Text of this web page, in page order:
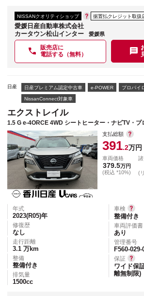
NISSANクオリティショップ 据置払クレジット取扱
愛媛日産自動車株式会社
カータウン松山インター
愛媛県
販売店に
電話する（無料）
日産 日産プレミアム認定中古車 e-POWER プロパイ
NissanConnect対象車
エクストレイル
1.5 G e-4ORCE 4WD シートヒーター・ナビTV・プ
支払総額
391.2万円
車両価格
379.5万円
(税込 *10%)
(
年式
2023(R05)年
修復歴
なし
走行距離
3.1 万km
整備
整備付き
排気量
1500cc
車検
整備付き
車両評価書
あり
管理番号
F560-029-
保証
ワイド保
離無制限)